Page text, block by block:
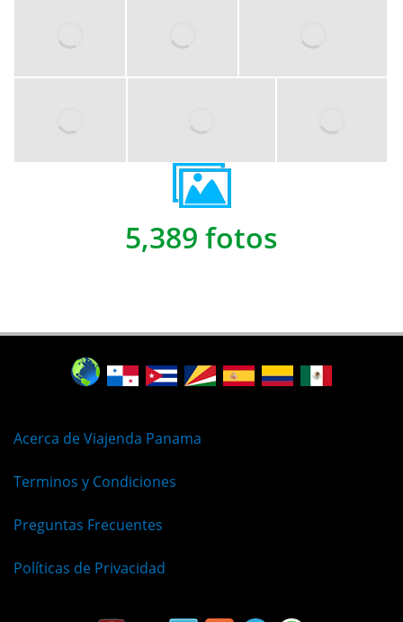
5,389 fotos
Acerca de Viajenda Panama
Terminos y Condiciones
Preguntas Frecuentes
Políticas de Privacidad